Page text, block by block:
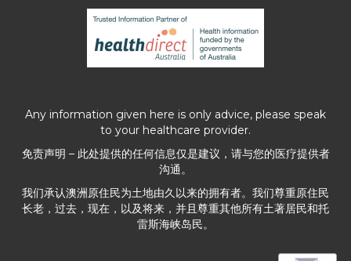
Any information given here is only advice, please speak
to your healthcare provider.
免责声明 – 此处提供的任何信息仅是建议，请与您的医疗提供者
沟通。
我们承认澳洲原住民为土地由久以来的拥有者。我们尊重原住民
长老，过去，现在，以及将来，并且尊重其他所有土著居民和托
雷斯海峡岛民。